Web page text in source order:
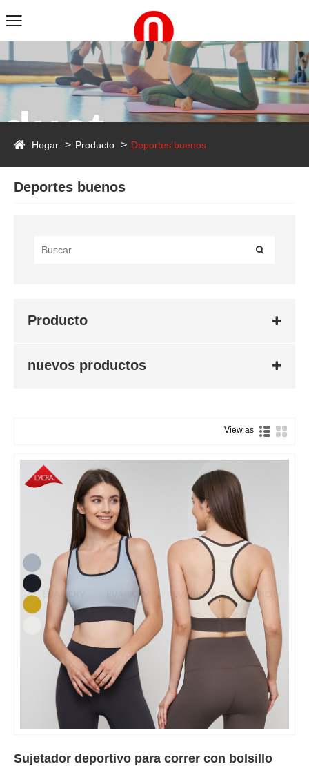
Hogar Producto Deportes buenos
Deportes buenos
Producto
nuevos productos
View as
Sujetador deportivo para correr con bolsillo